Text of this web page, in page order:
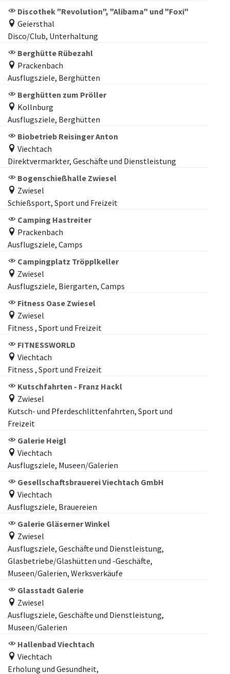
Discothek "Revolution", "Alibama" und "Foxi"
Geiersthal
Disco/Club, Unterhaltung
Berghütte Rübezahl
Prackenbach
Ausflugsziele, Berghütten
Berghütten zum Pröller
Kollnburg
Ausflugsziele, Berghütten
Biobetrieb Reisinger Anton
Viechtach
Direktvermarkter, Geschäfte und Dienstleistung
Bogenschießhalle Zwiesel
Zwiesel
Schießsport, Sport und Freizeit
Camping Hastreiter
Prackenbach
Ausflugsziele, Camps
Campingplatz Tröpplkeller
Zwiesel
Ausflugsziele, Biergarten, Camps
Fitness Oase Zwiesel
Zwiesel
Fitness , Sport und Freizeit
FITNESSWORLD
Viechtach
Fitness , Sport und Freizeit
Kutschfahrten - Franz Hackl
Zwiesel
Kutsch- und Pferdeschlittenfahrten, Sport und
Freizeit
Galerie Heigl
Viechtach
Ausflugsziele, Museen/Galerien
Gesellschaftsbrauerei Viechtach GmbH
Viechtach
Ausflugsziele, Brauereien
Galerie Gläserner Winkel
Zwiesel
Ausflugsziele, Geschäfte und Dienstleistung,
Glasbetriebe/Glashütten und -Geschäfte,
Museen/Galerien, Werksverkäufe
Glasstadt Galerie
Zwiesel
Ausflugsziele, Geschäfte und Dienstleistung,
Museen/Galerien
Hallenbad Viechtach
Viechtach
Erholung und Gesundheit,